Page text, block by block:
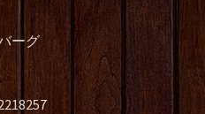
ーグ